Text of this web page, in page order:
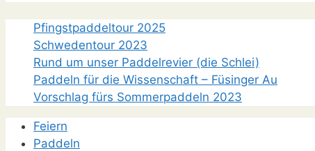
Pfingstpaddeltour 2025
Schwedentour 2023
Rund um unser Paddelrevier (die Schlei)
Paddeln für die Wissenschaft – Füsinger Au
Vorschlag fürs Sommerpaddeln 2023
Feiern
Paddeln